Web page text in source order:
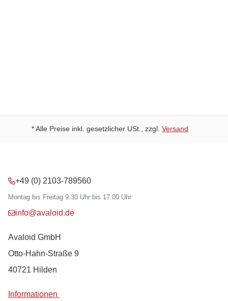
* Alle Preise inkl. gesetzlicher USt., zzgl. Versand
+49 (0) 2103-789560
Montag bis Freitag 9:30 Uhr bis 17:00 Uhr
info@avaloid.de
Avaloid GmbH
Otto-Hahn-Straße 9
40721 Hilden
Informationen